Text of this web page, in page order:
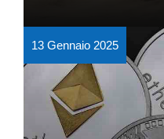
13 Gennaio 2025